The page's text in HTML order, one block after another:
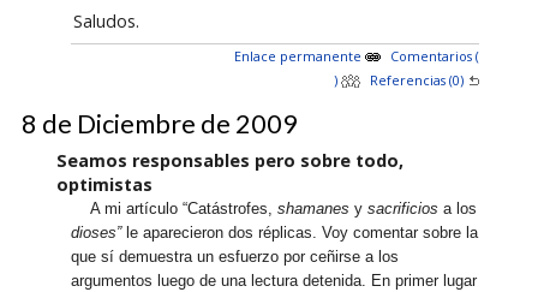
Saludos.
Enlace permanente
Comentarios (
)
Referencias (0)
8 de Diciembre de 2009
Seamos responsables pero sobre todo,
optimistas
A mi artículo “Catástrofes,shamanes ysacrificios a los
dioses” le aparecieron dos réplicas. Voy comentar sobre la
que sí demuestra un esfuerzo por ceñirse a los
argumentos luego de una lectura detenida. En primer lugar